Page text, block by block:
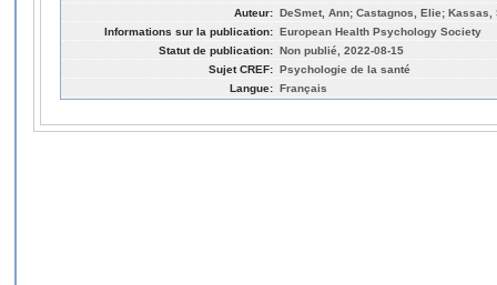
Auteur: DeSmet, Ann; Castagnos, Elie; Kassas,
Informations sur la publication: European Health Psychology Society
Statut de publication: Non publié, 2022-08-15
Sujet CREF: Psychologie de la santé
Langue: Français